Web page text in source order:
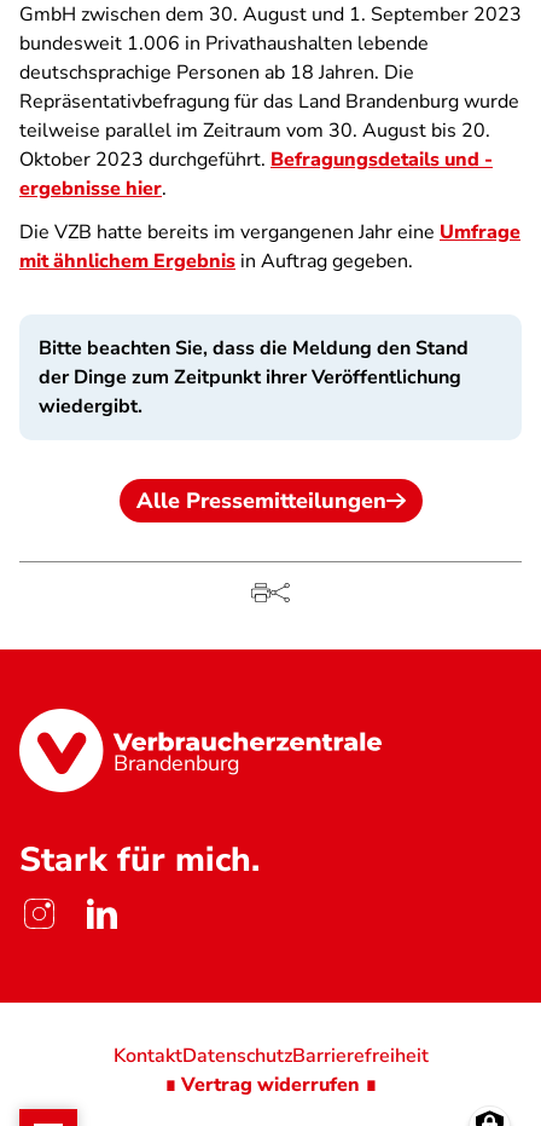
GmbH zwischen dem 30. August und 1. September 2023
bundesweit 1.006 in Privathaushalten lebende
deutschsprachige Personen ab 18 Jahren. Die
Repräsentativbefragung für das Land Brandenburg wurde
teilweise parallel im Zeitraum vom 30. August bis 20.
Oktober 2023 durchgeführt. Befragungsdetails und -
ergebnisse hier.
Die VZB hatte bereits im vergangenen Jahr eine Umfrage
mit ähnlichem Ergebnis in Auftrag gegeben.
Bitte beachten Sie, dass die Meldung den Stand
der Dinge zum Zeitpunkt ihrer Veröffentlichung
wiedergibt.
Alle Pressemitteilungen
Brandenburg
Stark für mich.
KontaktDatenschutzBarrierefreiheit
∎ Vertrag widerrufen ∎